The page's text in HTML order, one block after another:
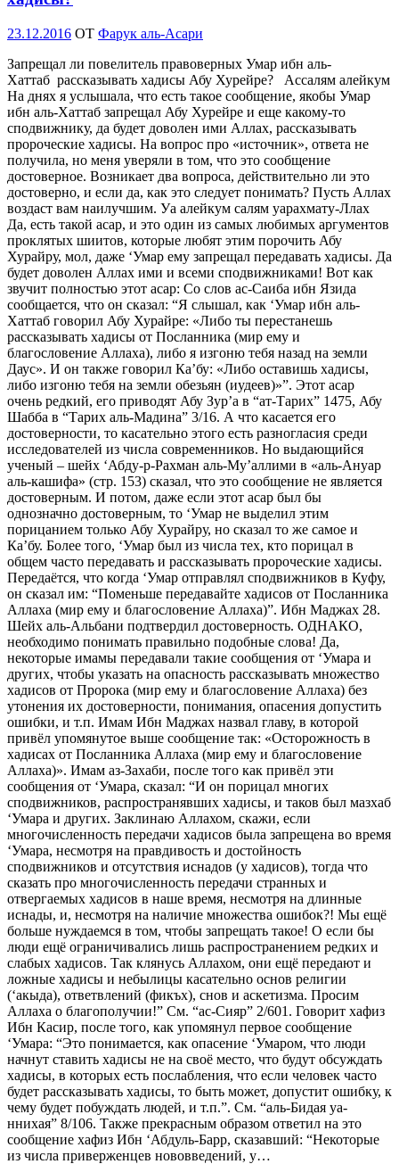
Опубликовано
23.12.2016 OT Фарук аль-Асари
Запрещал ли повелитель правоверных Умар ибн аль-
Хаттаб рассказывать хадисы Абу Хурейре? Ассалям алейкум
На днях я услышала, что есть такое сообщение, якобы Умар
ибн аль-Хаттаб запрещал Абу Хурейре и еще какому-то
сподвижнику, да будет доволен ими Аллах, рассказывать
пророческие хадисы. На вопрос про «источник», ответа не
получила, но меня уверяли в том, что это сообщение
достоверное. Возникает два вопроса, действительно ли это
достоверно, и если да, как это следует понимать? Пусть Аллах
воздаст вам наилучшим. Уа алейкум салям уарахмату-Ллах
Да, есть такой асар, и это один из самых любимых аргументов
проклятых шиитов, которые любят этим порочить Абу
Хурайру, мол, даже ‘Умар ему запрещал передавать хадисы. Да
будет доволен Аллах ими и всеми сподвижниками! Вот как
звучит полностью этот асар: Со слов ас-Саиба ибн Язида
сообщается, что он сказал: “Я слышал, как ‘Умар ибн аль-
Хаттаб говорил Абу Хурайре: «Либо ты перестанешь
рассказывать хадисы от Посланника (мир ему и
благословение Аллаха), либо я изгоню тебя назад на земли
Даус». И он также говорил Ка’бу: «Либо оставишь хадисы,
либо изгоню тебя на земли обезьян (иудеев)»”. Этот асар
очень редкий, его приводят Абу Зур’а в “ат-Тарих” 1475, Абу
Шабба в “Тарих аль-Мадина” 3/16. А что касается его
достоверности, то касательно этого есть разногласия среди
исследователей из числа современников. Но выдающийся
ученый – шейх ‘Абду-р-Рахман аль-Му’аллими в «аль-Ануар
аль-кашифа» (стр. 153) сказал, что это сообщение не является
достоверным. И потом, даже если этот асар был бы
однозначно достоверным, то ‘Умар не выделил этим
порицанием только Абу Хурайру, но сказал то же самое и
Ка’бу. Более того, ‘Умар был из числа тех, кто порицал в
общем часто передавать и рассказывать пророческие хадисы.
Передаётся, что когда ‘Умар отправлял сподвижников в Куфу,
он сказал им: “Поменьше передавайте хадисов от Посланника
Аллаха (мир ему и благословение Аллаха)”. Ибн Маджах 28.
Шейх аль-Альбани подтвердил достоверность. ОДНАКО,
необходимо понимать правильно подобные слова! Да,
некоторые имамы передавали такие сообщения от ‘Умара и
других, чтобы указать на опасность рассказывать множество
хадисов от Пророка (мир ему и благословение Аллаха) без
утонения их достоверности, понимания, опасения допустить
ошибки, и т.п. Имам Ибн Маджах назвал главу, в которой
привёл упомянутое выше сообщение так: «Осторожность в
хадисах от Посланника Аллаха (мир ему и благословение
Аллаха)». Имам аз-Захаби, после того как привёл эти
сообщения от ‘Умара, сказал: “И он порицал многих
сподвижников, распространявших хадисы, и таков был мазхаб
‘Умара и других. Заклинаю Аллахом, скажи, если
многочисленность передачи хадисов была запрещена во время
‘Умара, несмотря на правдивость и достойность
сподвижников и отсутствия иснадов (у хадисов), тогда что
сказать про многочисленность передачи странных и
отвергаемых хадисов в наше время, несмотря на длинные
иснады, и, несмотря на наличие множества ошибок?! Мы ещё
больше нуждаемся в том, чтобы запрещать такое! О если бы
люди ещё ограничивались лишь распространением редких и
слабых хадисов. Так клянусь Аллахом, они ещё передают и
ложные хадисы и небылицы касательно основ религии
(‘акыда), ответвлений (фикъх), снов и аскетизма. Просим
Аллаха о благополучии!” См. “ас-Сияр” 2/601. Говорит хафиз
Ибн Касир, после того, как упомянул первое сообщение
‘Умара: “Это понимается, как опасение ‘Умаром, что люди
начнут ставить хадисы не на своё место, что будут обсуждать
хадисы, в которых есть послабления, что если человек часто
будет рассказывать хадисы, то быть может, допустит ошибку, к
чему будет побуждать людей, и т.п.”. См. “аль-Бидая уа-
ннихая” 8/106. Также прекрасным образом ответил на это
сообщение хафиз Ибн ‘Абдуль-Барр, сказавший: “Некоторые
из числа приверженцев нововведений, у…